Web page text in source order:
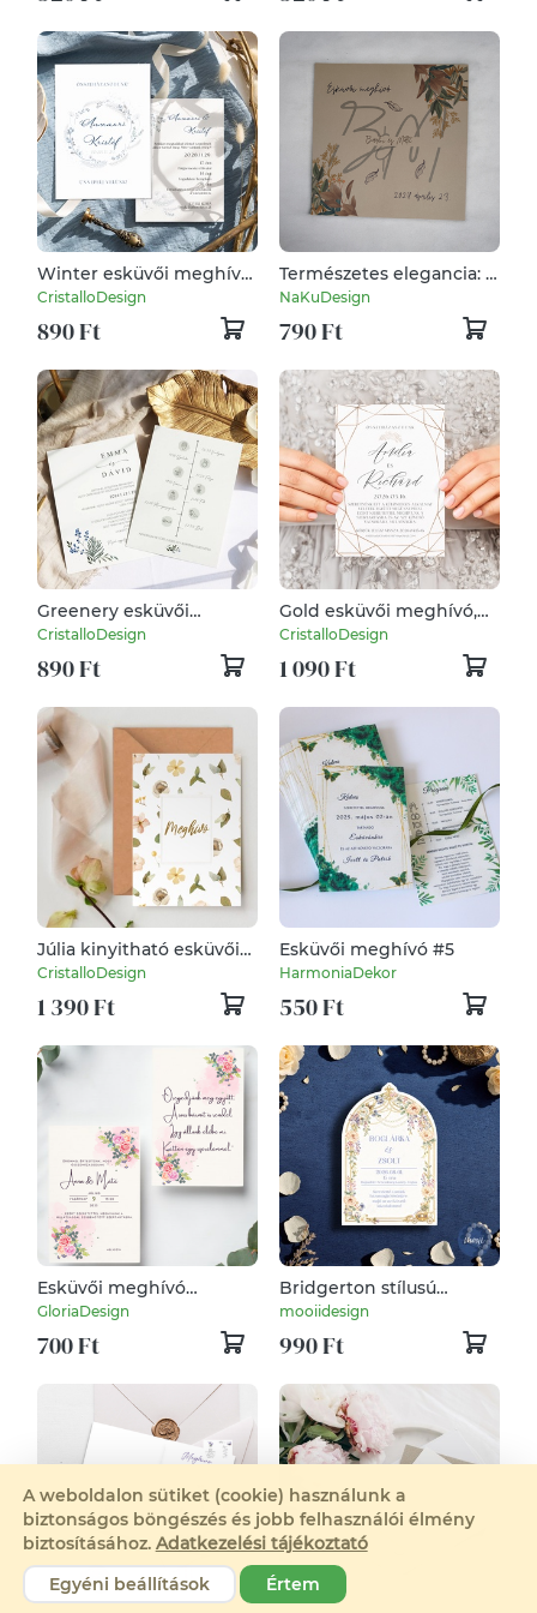
Winter esküvői meghívó
kártya, képeslap
CristalloDesign
890 Ft
Természetes elegancia: A
rusztikus esküvői
meghívó
NaKuDesign
790 Ft
Greenery esküvői
meghívó, idővonalas
CristalloDesign
890 Ft
Gold esküvői meghívó,
idővonalas, minimál
CristalloDesign
1 090 Ft
Júlia kinyitható esküvői
meghívó, akvarell
virágos bohém kártya
CristalloDesign
1 390 Ft
Esküvői meghívó #5
HarmoniaDekor
550 Ft
Esküvői meghívó
vintagre #rose
GloriaDesign
700 Ft
Bridgerton stílusú
kontúrvágott esküvői
meghívó
mooiidesign
990 Ft
A weboldalon sütiket (cookie) használunk a
biztonságos böngészés és jobb felhasználói élmény
biztosításához. Adatkezelési tájékoztató
Egyéni beállítások
Értem